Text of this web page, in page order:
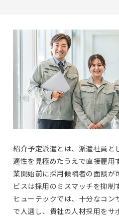
紹介予定派遣とは、派遣社員と
適性を見極めたうえで直接雇用
業開始前に採用候補者の面談が
ビスは採用のミスマッチを抑制
ヒューテックでは、十分なコ
で人選し、貴社の人材採用をサ